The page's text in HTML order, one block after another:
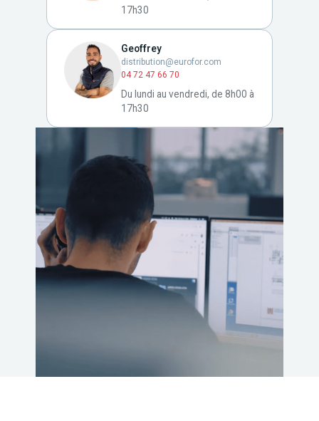
17h30
Geoffrey
distribution@eurofor.com
04 72 47 66 70
Du lundi au vendredi, de 8h00 à
17h30